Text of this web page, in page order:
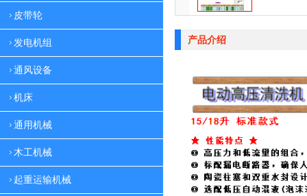
皮带轮
发电机组
通风设备
机床
通用机械
木工机械
起重运输机械
产品介绍